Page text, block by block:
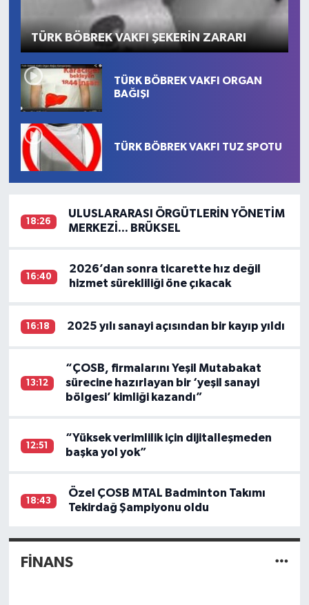
TÜRK BÖBREK VAKFI ŞEKERİN ZARARI
TÜRK BÖBREK VAKFI ORGAN
BAĞIŞI
TÜRK BÖBREK VAKFI TUZ SPOTU
18:26
ULUSLARARASI ÖRGÜTLERİN YÖNETİM
MERKEZİ... BRÜKSEL
16:40
2026’dan sonra ticarette hız değil
hizmet sürekliliği öne çıkacak
16:18 2025 yılı sanayi açısından bir kayıp yıldı
13:12
“ÇOSB, firmalarını Yeşil Mutabakat
sürecine hazırlayan bir ‘yeşil sanayi
bölgesi’ kimliği kazandı”
12:51
“Yüksek verimlilik için dijitalleşmeden
başka yol yok”
18:43
Özel ÇOSB MTAL Badminton Takımı
Tekirdağ Şampiyonu oldu
FİNANS